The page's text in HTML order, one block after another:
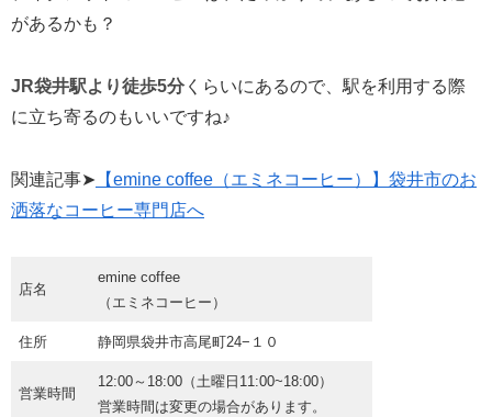
があるかも？
JR袋井駅より徒歩5分くらいにあるので、駅を利用する際
に立ち寄るのもいいですね♪
関連記事➤ 【emine coffee（エミネコーヒー）】袋井市のお
洒落なコーヒー専門店へ
店名
emine coffee
（エミネコーヒー）
住所 静岡県袋井市高尾町24−１０
営業時間
12:00～18:00（土曜日11:00~18:00）
営業時間は変更の場合があります。